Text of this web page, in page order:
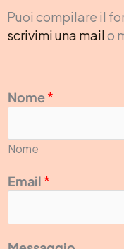
Puoi compilare il
scrivimi una mailo
Nome*
Nome
E
m
i
Email *